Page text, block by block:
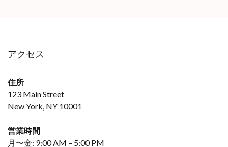
アクセス
住所
123 Main Street
New York, NY 10001
営業時間
月〜金: 9:00 AM – 5:00 PM